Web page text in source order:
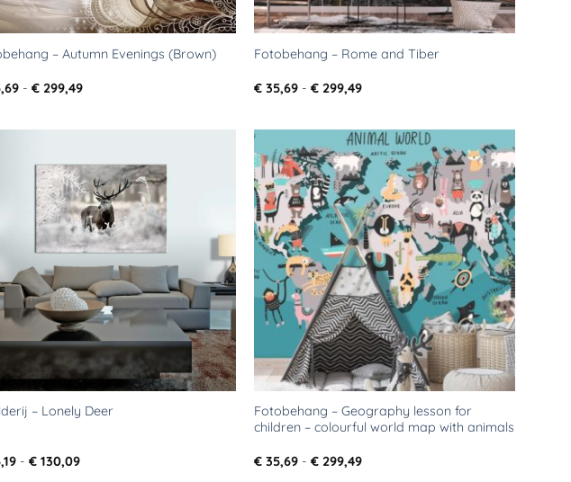
– Autumn Evenings (Brown)
- €299,49Prijsklasse:
Fotobehang – Rome and Tiber
€35,69 - €299,49Prijsklasse:
– Lonely Deer
- €130,09Prijsklasse:
Toevoegen
aan
verlanglijst
Fotobehang – Geography lesson for
children – colourful world map with animals
€35,69 - €299,49Prijsklasse: